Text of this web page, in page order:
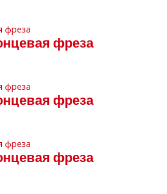
фреза
фреза
фреза
фреза
фреза
фреза